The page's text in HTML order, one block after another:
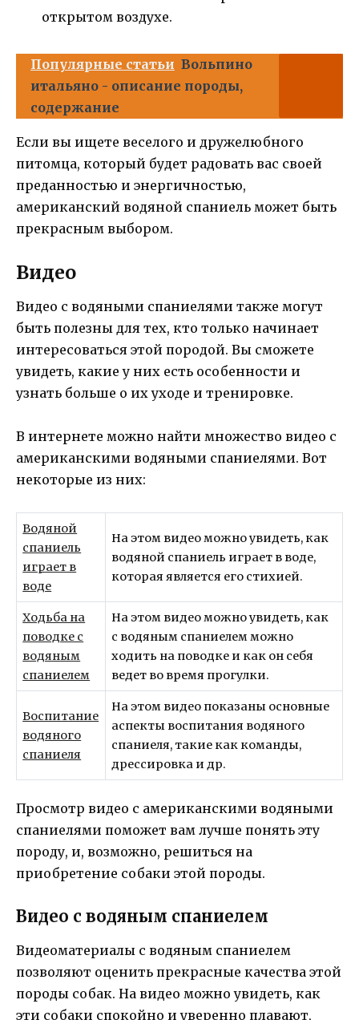
открытом воздухе.
Популярные статьи Вольпино
итальяно - описание породы,
содержание
Если вы ищете веселого и дружелюбного
питомца, который будет радовать вас своей
преданностью и энергичностью,
американский водяной спаниель может быть
прекрасным выбором.
Видео
Видео с водяными спаниелями также могут
быть полезны для тех, кто только начинает
интересоваться этой породой. Вы сможете
увидеть, какие у них есть особенности и
узнать больше о их уходе и тренировке.
В интернете можно найти множество видео с
американскими водяными спаниелями. Вот
некоторые из них:
Водяной
спаниель
играет в
воде
На этом видео можно увидеть, как
водяной спаниель играет в воде,
которая является его стихией.
Ходьба на
поводке с
водяным
спаниелем
На этом видео можно увидеть, как
с водяным спаниелем можно
ходить на поводке и как он себя
ведет во время прогулки.
Воспитание
водяного
спаниеля
На этом видео показаны основные
аспекты воспитания водяного
спаниеля, такие как команды,
дрессировка и др.
Просмотр видео с американскими водяными
спаниелями поможет вам лучше понять эту
породу, и, возможно, решиться на
приобретение собаки этой породы.
Видео с водяным спаниелем
Видеоматериалы с водяным спаниелем
позволяют оценить прекрасные качества этой
породы собак. На видео можно увидеть, как
эти собаки спокойно и уверенно плавают,